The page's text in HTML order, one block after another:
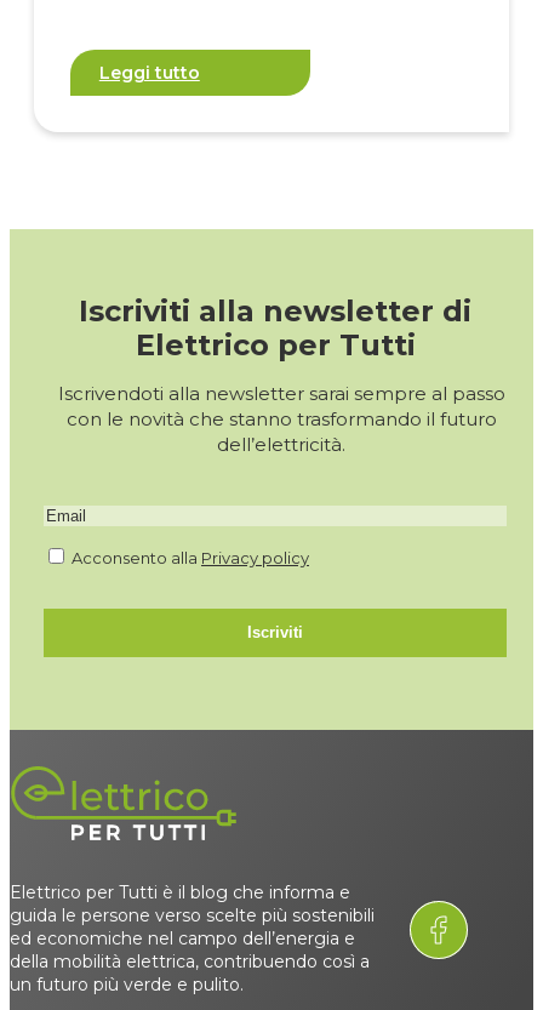
Leggi tutto
Iscriviti alla newsletter di
Elettrico per Tutti
Iscrivendoti alla newsletter sarai sempre al passo
con le novità che stanno trasformando il futuro
dell’elettricità.
Acconsento alla Privacy policy
Iscriviti
Elettrico per Tutti è il blog che informa e
guida le persone verso scelte più sostenibili
ed economiche nel campo dell’energia e
della mobilità elettrica, contribuendo così a
un futuro più verde e pulito.